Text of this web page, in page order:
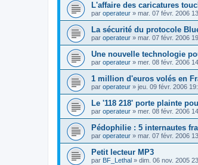
L'affaire des caricatures
par operateur » mar. 07 févr. 2006
La sécurité du protocole
par operateur » mar. 07 févr. 2006
Une nouvelle technologie
par operateur » mer. 08 févr. 2006
1 million d'euros volés en
par operateur » jeu. 09 févr. 2006
Le '118 218' porte plainte
par operateur » mer. 08 févr. 2006
Pédophilie : 5 internautes
par operateur » mar. 07 févr. 2006
Petit lecteur MP3
par BF_Lethal » dim. 06 nov. 2005